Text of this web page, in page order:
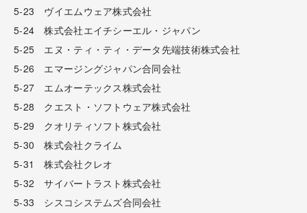
5-23 ヴイエムウェア株式会社
5-24 株式会社エイチシーエル・ジャパン
5-25 エヌ・ティ・ティ・データ先端技術株式会社
5-26 エマージングジャパン合同会社
5-27 エムオーテックス株式会社
5-28 クエスト・ソフトウェア株式会社
5-29 クオリティソフト株式会社
5-30 株式会社クライム
5-31 株式会社クレオ
5-32 サイバートラスト株式会社
5-33 シスコシステムズ合同会社